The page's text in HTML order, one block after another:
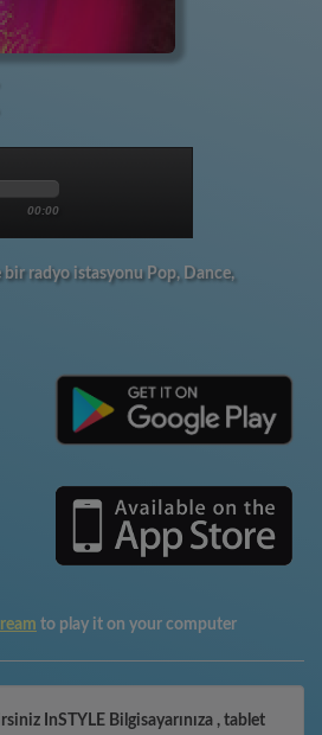
00:00
bir radyo istasyonu Pop, Dance,
to play it on your computer
InSTYLE Bilgisayarınıza , tablet